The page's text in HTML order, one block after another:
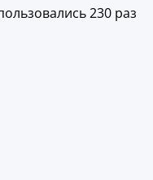
230 раз